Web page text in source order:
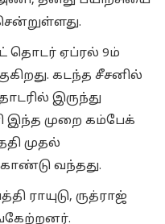
தொடர் ஏப்ரல் 9ம்
கடந்த சீசனில்
இருந்து
இந்த முறை கம்பேக்
முதல்
வந்தது.
ராயுடு, ருத்ராஜ்